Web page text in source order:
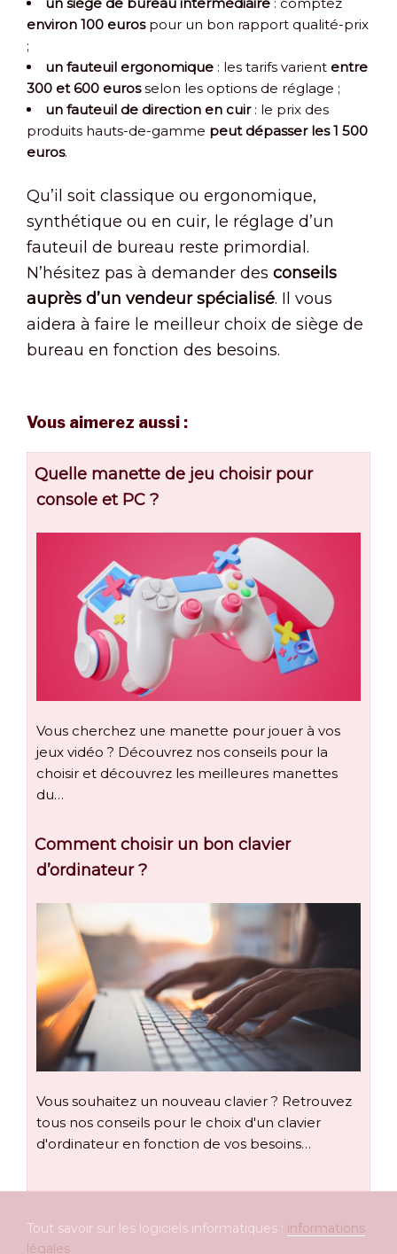
un siège de bureau intermédiaire : comptez
environ 100 eurospour un bon rapport qualité-prix
;
un fauteuil ergonomique : les tarifs varient entre
300 et 600 eurosselon les options de réglage ;
un fauteuil de direction en cuir: le prix des
produits hauts-de-gamme peut dépasser les 1 500
euros.
Qu’il soit classique ou ergonomique,
synthétique ou en cuir, le réglage d’un
fauteuil de bureau reste primordial.
N’hésitez pas à demander des conseils
auprès d’un vendeur spécialisé. Il vous
aidera à faire le meilleur choix de siège de
bureau en fonction des besoins.
Vous aimerez aussi :
Quelle manette de jeu choisir pour
console et PC ?
Vous cherchez une manette pour jouer à vos
jeux vidéo ? Découvrez nos conseils pour la
choisir et découvrez les meilleures manettes
du…
Comment choisir un bon clavier
d’ordinateur ?
Vous souhaitez un nouveau clavier ? Retrouvez
tous nos conseils pour le choix d'un clavier
d'ordinateur en fonction de vos besoins…
Tout savoir sur les logiciels informatiques : informations
légales